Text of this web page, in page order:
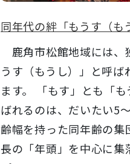
同年代の絆「もうす（も
鹿角市松館地域には、
うす（もうし）」と呼ば
ます。 「もす」とも「
ばれるのは、だいたい5
齢幅を持った同年齢の集
長の「年頭」を中心に集